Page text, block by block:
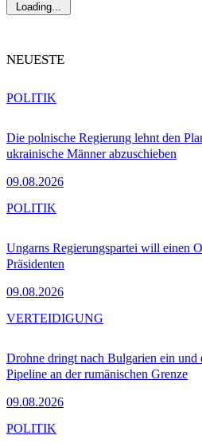
Loading...
NEUESTE
Die polnische Regierung lehnt den
ukrainische Männer abzuschieben
09.08.2026
POLITIK
Ungarns Regierungspartei will einen
Präsidenten
09.08.2026
POLITIK
Drohne dringt nach Bulgarien ein und
Pipeline an der rumänischen Grenze
09.08.2026
VERTEIDIGUNG
POLITIK